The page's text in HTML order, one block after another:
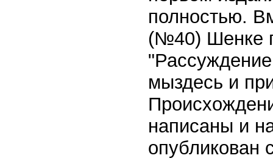
полностью.
(№40) Шенке
мыздесь и
написаны и
опубликован